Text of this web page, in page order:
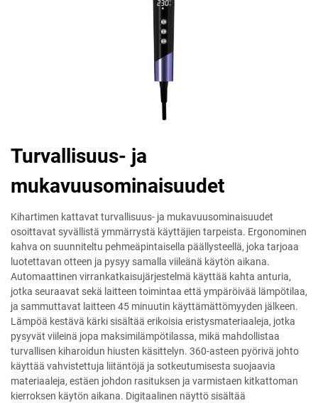
Turvallisuus- ja
mukavuusominaisuudet
Kihartimen kattavat turvallisuus- ja mukavuusominaisuudet
osoittavat syvällistä ymmärrystä käyttäjien tarpeista. Ergonominen
kahva on suunniteltu pehmeäpintaisella päällysteellä, joka tarjoaa
luotettavan otteen ja pysyy samalla viileänä käytön aikana.
Automaattinen virrankatkaisujärjestelmä käyttää kahta anturia,
jotka seuraavat sekä laitteen toimintaa että ympäröivää lämpötilaa,
ja sammuttavat laitteen 45 minuutin käyttämättömyyden jälkeen.
Lämpöä kestävä kärki sisältää erikoisia eristysmateriaaleja, jotka
pysyvät viileinä jopa maksimilämpötilassa, mikä mahdollistaa
turvallisen kiharoidun hiusten käsittelyn. 360-asteen pyörivä johto
käyttää vahvistettuja liitäntöjä ja sotkeutumisesta suojaavia
materiaaleja, estäen johdon rasituksen ja varmistaen kitkattoman
kierroksen käytön aikana. Digitaalinen näyttö sisältää